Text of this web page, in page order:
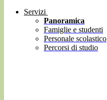
Servizi
Panoramica
Famiglie e studenti
Personale scolastico
Percorsi di studio